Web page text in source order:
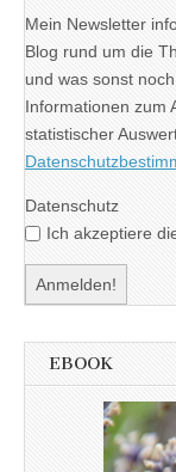
Mein Newsletter
Blog rund um die
und was sonst
Informationen zum
statistischer
Datenschutz
Ich akzeptiere
EBOOK